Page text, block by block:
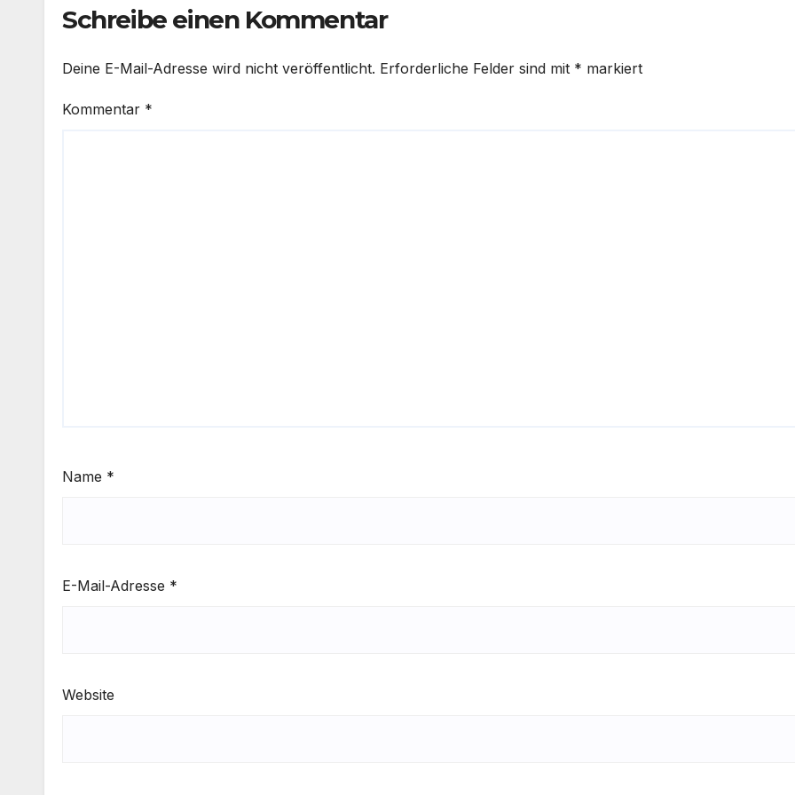
Schreibe einen Kommentar
Deine E-Mail-Adresse wird nicht veröffentlicht. Erforderliche Felder sind mit * markiert
Kommentar *
Name *
E-Mail-Adresse *
Website